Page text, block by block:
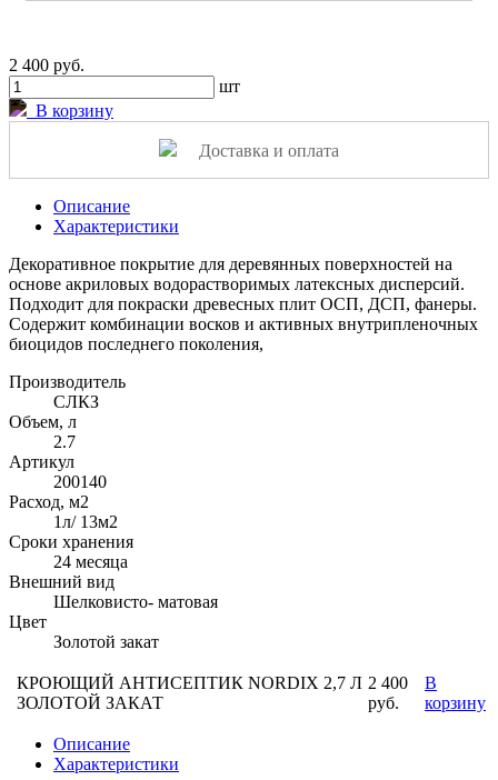
2 400 руб.
шт
В корзину
Доставка и оплата
Описание
Характеристики
Декоративное покрытие для деревянных поверхностей на
основе акриловых водорастворимых латексных дисперсий.
Подходит для покраски древесных плит ОСП, ДСП, фанеры.
Содержит комбинации восков и активных внутрипленочных
биоцидов последнего поколения,
Производитель
СЛКЗ
Объем, л
2.7
Артикул
200140
Расход, м2
1л/ 13м2
Сроки хранения
24 месяца
Внешний вид
Шелковисто- матовая
Цвет
Золотой закат
КРОЮЩИЙ АНТИСЕПТИК NORDIX 2,7 Л
ЗОЛОТОЙ ЗАКАТ
2 400
руб.
В
корзину
Описание
Характеристики